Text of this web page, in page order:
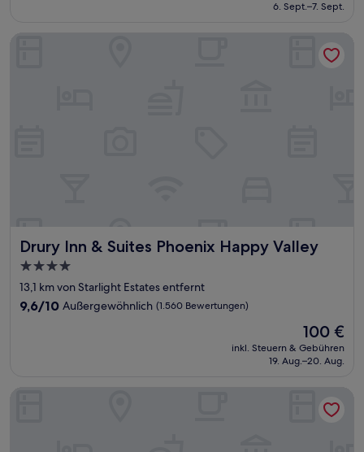
beträgt
6. Sept.–7. Sept.
Drury Inn & Suites Phoenix Happy Valley
Drury Inn & Suites Phoenix Happy Valley
4.0-
Sterne-
Unterkunft
13,1 km von Starlight Estates entfernt
9.6
9,6/10 Außergewöhnlich (1.560 Bewertungen)
Der
Preis
beträgt
100 €
inkl. Steuern & Gebühren
19. Aug.–20. Aug.
Comfort Inn & Suites Surprise Near Sun City West